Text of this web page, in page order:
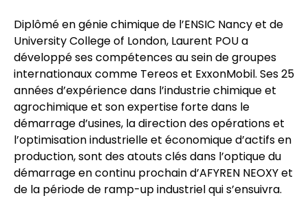
Diplômé en génie chimique de l’ENSIC Nancy et de
University College of London, Laurent POU a
développé ses compétences au sein de groupes
internationaux comme Tereos et ExxonMobil. Ses 25
années d’expérience dans l’industrie chimique et
agrochimique et son expertise forte dans le
démarrage d’usines, la direction des opérations et
l’optimisation industrielle et économique d’actifs en
production, sont des atouts clés dans l’optique du
démarrage en continu prochain d’AFYREN NEOXY et
de la période de ramp-up industriel qui s’ensuivra.